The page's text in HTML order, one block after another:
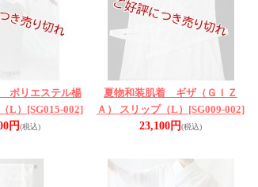
ポリエステル楊
L） [SG015-002]
円(税込)
夏物和装肌着 ギザ（ＧＩＺ
Ａ） スリップ（L） [SG009-002]
23,100円(税込)